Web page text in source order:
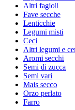
Altri fagioli
Fave secche
Lenticchie
Legumi misti
Ceci
Altri legumi e
Aromi secchi
Semi di zucca
Semi vari
Mais secco
Orzo perlato
Farro